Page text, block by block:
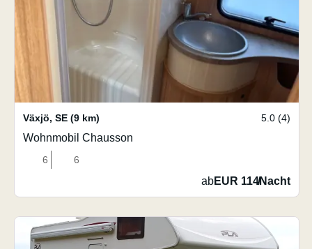
Växjö, SE (9 km) 5.0 (4)
Wohnmobil Chausson
6 6
abEUR 114/Nacht